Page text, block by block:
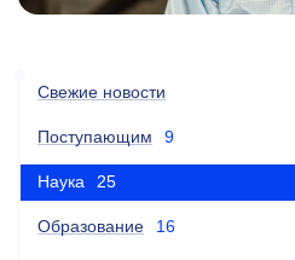
Свежие новости
Поступающим 9
Наука 25
Образование 16